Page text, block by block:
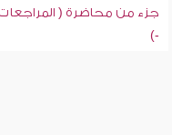
-)